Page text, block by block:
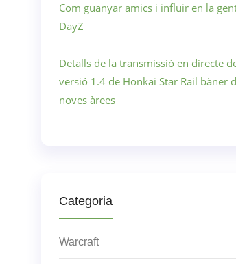
Com guanyar amics i influir en la
DayZ
Detalls de la transmissió en directe
versió 1.4 de Honkai Star Rail bàner
noves àrees
Categoria
Warcraft